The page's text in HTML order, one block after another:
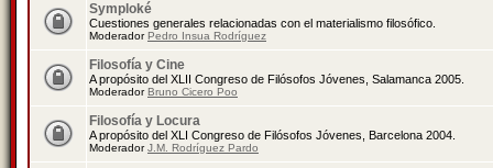
Symploké
Cuestiones generales relacionadas con el materialismo filosófico.
ModeradorPedro Insua Rodríguez
Filosofía y Cine
A propósito del XLII Congreso de Filósofos Jóvenes, Salamanca 2005.
ModeradorBruno Cicero Poo
Filosofía y Locura
A propósito del XLI Congreso de Filósofos Jóvenes, Barcelona 2004.
ModeradorJ.M. Rodríguez Pardo